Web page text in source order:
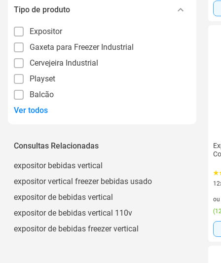
Tipo de produto
Expositor
Gaxeta para Freezer Industrial
Cervejeira Industrial
Playset
Balcão
Ver todos
Consultas Relacionadas
expositor bebidas vertical
expositor vertical freezer bebidas usado
expositor de bebidas vertical
expositor de bebidas vertical 110v
expositor de bebidas freezer vertical
ou
(